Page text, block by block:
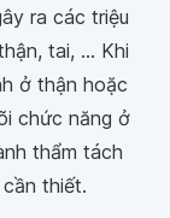
ra các triệu
tai, ... Khi
ở thận hoặc
chức năng ở
thẩm tách
thiết.